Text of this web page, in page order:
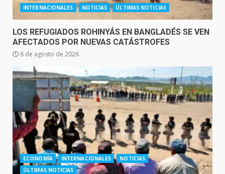
INTERNACIONALES NOTICIAS ÚLTIMAS NOTICIAS
LOS REFUGIADOS ROHINYÁS EN BANGLADÉS SE VEN
AFECTADOS POR NUEVAS CATÁSTROFES
8 de agosto de 2026
ECONOMÍA INTERNACIONALES
NOTICIAS
ÚLTIMAS NOTICIAS